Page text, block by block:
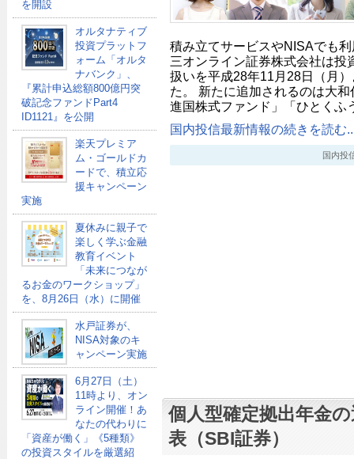
を開設
オルタナティブ
投資プラットフ
ォーム「オルタ
ナバンク」、
『累計申込総額800億円突
破記念ファンドPart4
ID1121』を公開
楽天プレミア
ム・ゴールドカ
ードで、積立応
援キャンペーン
実施
夏休みに親子で
楽しく学ぶ金融
教育イベント
「未来につなが
るお金のワークショップ」
を、8月26日（水）に開催
水戸証券が、
NISA対象のキ
ャンペーン実施
6月27日（土）
11時より、オン
ライン開催！あ
なたの代わりに
「資産が働く」《5種類》
の投資スタイルを厳選紹
積み立てサービスやNISAでも
三オンライン証券株式会社は投
扱いを平成28年11月28日（月
た。 新たに追加されるのは大
進国株式ファンド」「ひとく
国内投信最新情報の続きを読む
国内投
個人型確定拠出年金
表（SBI証券）